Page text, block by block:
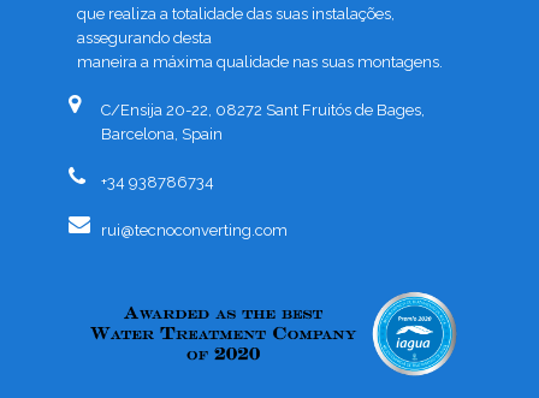
que realiza a totalidade das suas instalações,
assegurando desta
maneira a máxima qualidade nas suas montagens.
C/Ensija 20-22, 08272 Sant Fruitós de Bages,
Barcelona, Spain
+34 938786734
rui@tecnoconverting.com